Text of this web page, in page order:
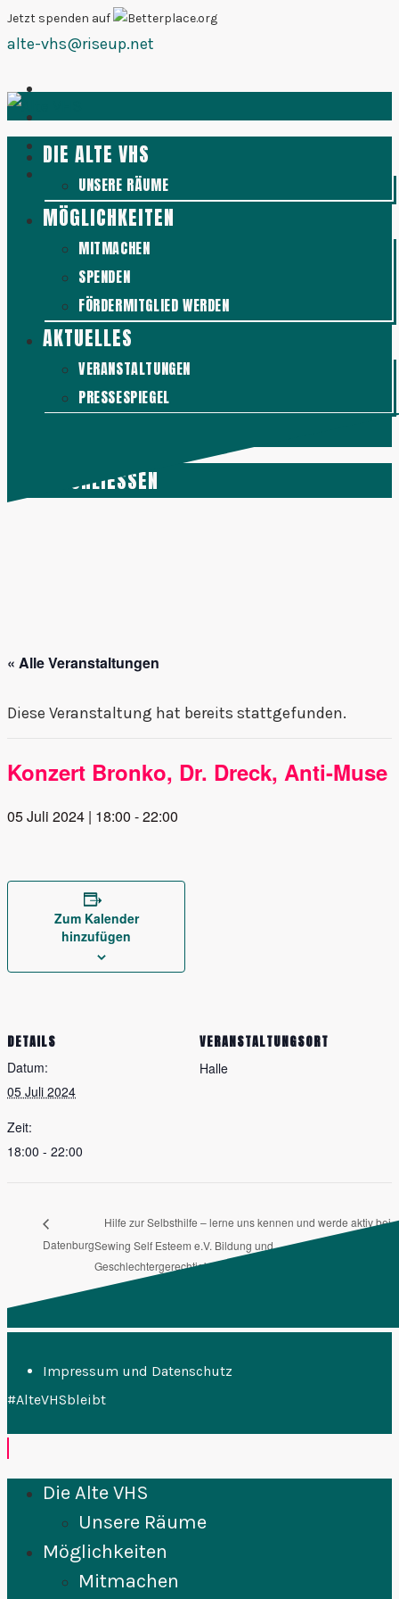
Zum
Inhalt
Jetzt spenden auf
alte-vhs@riseup.net
DIE ALTE VHS
UNSERE RÄUME
MÖGLICHKEITEN
MITMACHEN
SPENDEN
FÖRDERMITGLIED WERDEN
AKTUELLES
VERANSTALTUNGEN
PRESSESPIEGEL
SCHLIESSEN
« Alle Veranstaltungen
Diese Veranstaltung hat bereits stattgefunden.
Konzert Bronko, Dr. Dreck, Anti-Muse
05 Juli 2024 | 18:00 -22:00
Zum Kalender
hinzufügen
DETAILS
Datum:
05 Juli 2024
Zeit:
18:00 - 22:00
VERANSTALTUNGSORT
Halle
Datenburg
Hilfe zur Selbsthilfe – lerne uns kennen und werde aktiv bei
Sewing Self Esteem e.V. Bildung und
Geschlechtergerechtigkeit in Sierra Leone
Impressum und Datenschutz
#AlteVHSbleibt
Die Alte VHS
Unsere Räume
Möglichkeiten
Mitmachen